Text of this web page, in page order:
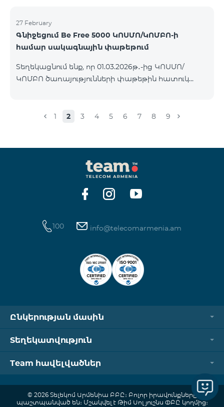
27 February
Գնիջեցում Be Free 5000 ԿՈՍՄՈ/ԿՈՄԲՈ-ի
համար սակագնային փաթեթում
Տեղեկացնում ենք, որ 01.03.2026թ․-ից ԿՈՍՄՈ/
ԿՈՄԲՈ ծառայությունների փաթեթին հատուկ
ՀՀ դրամի փոխարեն կկազմի 3500 ՀՀ դրամ։
բաժանորդագրություն ԿՈՍՄՈ կամ ԿՈՄԲՈ
ծառայությունների փաթեթներին։ Սակագնային
փաթեթի մանրամասներին կարող եք
ծանոթանալ այստեղ։
1 2 3 4 5 6 7 8 9
100 info@telecomarmenia.am
Ընկերության մասին
Տեղեկատվություն
Team հավելվածներ
© 2026 Տելեկոմ Արմենիա ԲԲԸ։ Բոլոր իրավունքները
պաշտպանված են։ Մշակվել է Թիմ Սոլյուշնս ՓԲԸ կողմից։